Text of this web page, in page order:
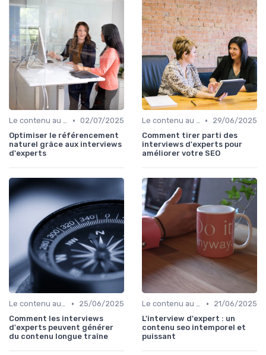
Le contenu au service du référencement • 02/07/2025
Optimiser le référencement
naturel grâce aux interviews
d'experts
Le contenu au service du référencement •
29/06/2025
Comment tirer parti des
interviews d'experts pour
améliorer votre SEO
Le contenu au service du référencement •
25/06/2025
Comment les interviews
d'experts peuvent générer
du contenu longue traîne
Le contenu au service du référencement •
21/06/2025
L'interview d'expert : un
contenu seo intemporel et
puissant